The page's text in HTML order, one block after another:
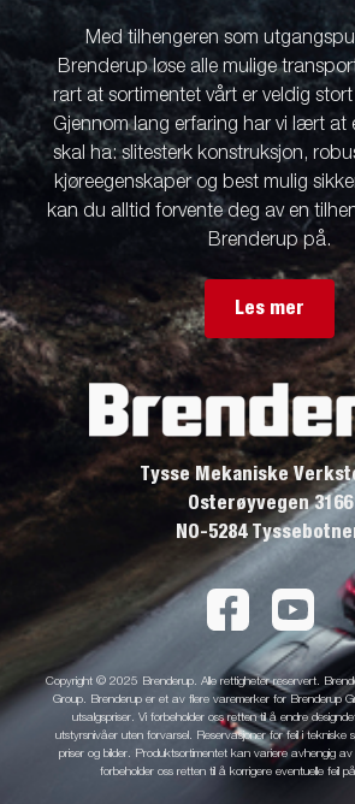
Med tilhengeren som
Brenderup løse alle mulige
rart at sortimentet vårt er veldig
Gjennom lang erfaring har vi lært at
skal ha: slitesterk konstruksjon,
kjøreegenskaper og best mulig
kan du alltid forvente deg av en
Brenderup på.
Les mer
Tysse Mekaniske
Osterøyvegen 3166
NO-5284
Copyright © 2025 Brenderup. Alle rettigheter reservert.
Group. Brenderup er et av flere varemerker for Brenderup
utsalgspriser. Vi forbeholder oss retten til å endre
utstyrsnivåer uten forvarsel. Reservasjoner for feil i tekniske
priser og bilder. Produktsortimentet kan variere avhengig
forbeholder oss retten til å korrigere eventuelle feil